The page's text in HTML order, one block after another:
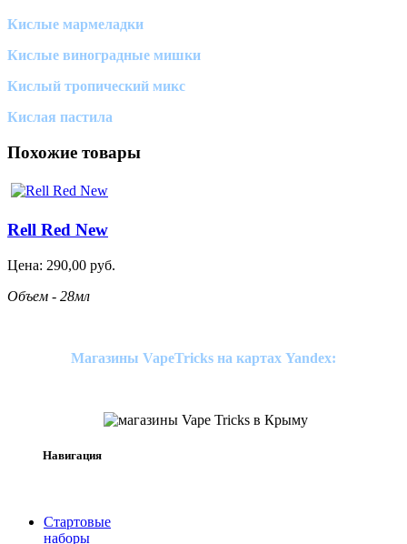
Кислые мармеладки
Кислые виноградные мишки
Кислый тропический микс
Кислая пастила
Похожие товары
Rell Red New
Цена: 290,00 руб.
Объем - 28мл
Магазины VapeTricks на картах Yandex:
Навигация
Стартовые
наборы